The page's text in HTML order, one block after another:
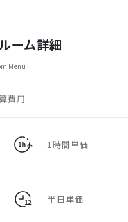
ルーム詳細
Menu
費用
1時間単価
半日単価